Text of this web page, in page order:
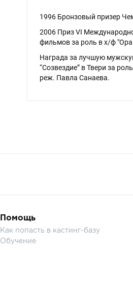
1996 Бронзовый призер
2006 Приз VI
фильмов за роль в х/ф
Награда за лучшую
“Созвездие” в Твери за
реж. Павла Санаева.
Помощь
Как попасть в кастинг-базу
Обучение